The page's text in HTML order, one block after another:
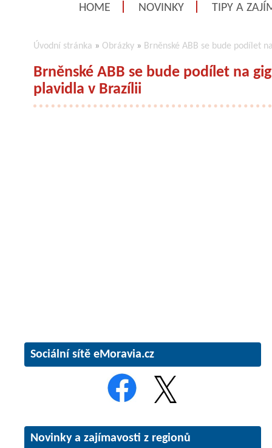
HOME NOVINKY TIPY A
Úvodní stránka » Obrázky » Brněnské ABB se bude podílet
Brněnské ABB se bude podílet na
plavidla v Brazílii
Sociální sítě eMoravia.cz
Novinky a zajímavosti z regionů